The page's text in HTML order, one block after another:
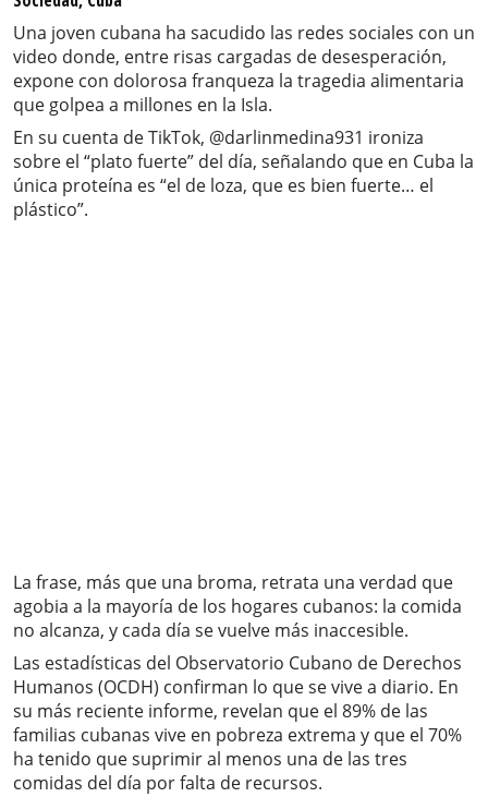
Una joven cubana ha sacudido las redes sociales con un
video donde, entre risas cargadas de desesperación,
expone con dolorosa franqueza la tragedia alimentaria
que golpea a millones en la Isla.
En su cuenta de TikTok, @darlinmedina931 ironiza
sobre el “plato fuerte” del día, señalando que en Cuba la
única proteína es “el de loza, que es bien fuerte… el
plástico”.
La frase, más que una broma, retrata una verdad que
agobia a la mayoría de los hogares cubanos: la comida
no alcanza, y cada día se vuelve más inaccesible.
Las estadísticas del Observatorio Cubano de Derechos
Humanos (OCDH) confirman lo que se vive a diario. En
su más reciente informe, revelan que el 89% de las
familias cubanas vive en pobreza extrema y que el 70%
ha tenido que suprimir al menos una de las tres
comidas del día por falta de recursos.